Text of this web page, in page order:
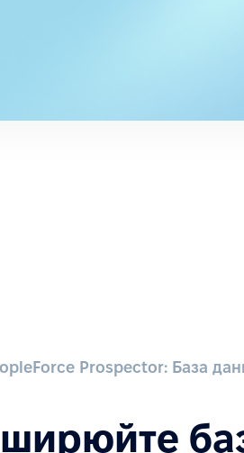
Prospector: База